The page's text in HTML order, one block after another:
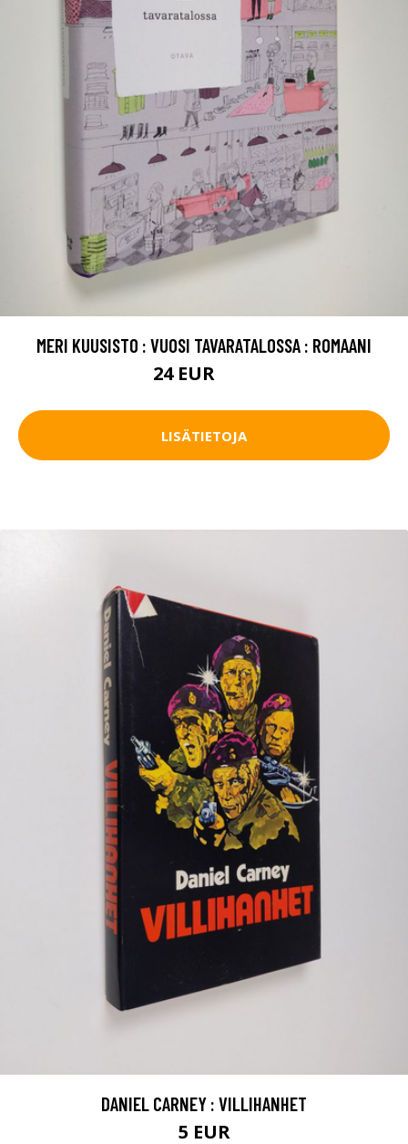
MERI KUUSISTO : VUOSI TAVARATALOSSA : ROMAANI
24 EUR
LISÄTIETOJA
DANIEL CARNEY : VILLIHANHET
5 EUR